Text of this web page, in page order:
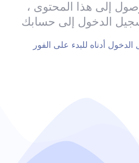
إلى هذا المحتوى ،
الدخول إلى حسابك
الدخول أدناه للبدء على الفور